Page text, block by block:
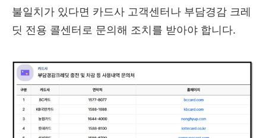
불일치가 있다면 카드사 고객센터나 부담경감 크레
딧 전용 콜센터로 문의해 조치를 받아야 합니다.